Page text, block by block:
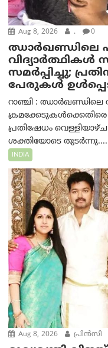
Aug 8, 2026 . 0
ഝാര്‍ഖണ്ഡിലെ
വിദ്യാർത്ഥികൾ
സമർപ്പിച്ചു;
പേരുകൾ
റാഞ്ചി : ഝാർഖണ്ഡിലെ
ക്രമക്കേടുകൾക്കെതിരെ
പ്രതിഷേധം
ശക്തിയോടെ തുടർന്നു....
INDIA
Aug 8, 2026 പ്രിന്‍സി